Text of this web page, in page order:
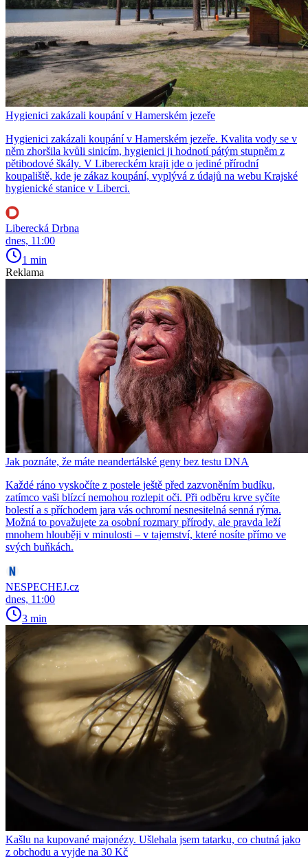
Hygienici zakázali koupání v Hamerském jezeře
Hygienici zakázali koupání v Hamerském jezeře. Kvalita vody se v
něm zhoršila kvůli sinicím, hygienici ji hodnotí pátým stupněm z
pětibodové škály. V Libereckém kraji jde o jediné přírodní
koupaliště, kde je zákaz koupání, vyplývá z údajů na webu Krajské
hygienické stanice v Liberci.
Liberecká Drbna
dnes, 11:00
1 min
Reklama
Jak poznáte, že máte neandertálské geny bez testu DNA
Každé ráno vyskočíte z postele ještě před zazvoněním budíku,
zatímco vaši blízcí nemohou rozlepit oči. Při odběru krve syčíte
bolestí a s příchodem jara vás ochromí nesnesitelná senná rýma.
Možná to považujete za osobní rozmary přírody, ale pravda leží
mnohem hlouběji v minulosti – v tajemství, které nosíte přímo ve
svých buňkách.
NESPECHEJ.cz
dnes, 11:00
3 min
Kašlu na kupované majonézy. Ušlehala jsem tatarku, co chutná jako
z obchodu a vyjde na 30 Kč